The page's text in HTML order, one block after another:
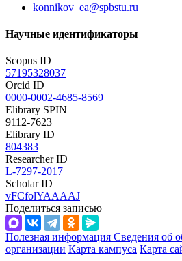
konnikov_ea@spbstu.ru
Научные идентификаторы
Scopus ID
57195328037
Orcid ID
0000-0002-4685-8569
Elibrary SPIN
9112-7623
Elibrary ID
804383
Researcher ID
L-7297-2017
Scholar ID
vFCfolYAAAAJ
Поделиться записью
Полезная информация Сведения об
организации Карта кампуса Карта